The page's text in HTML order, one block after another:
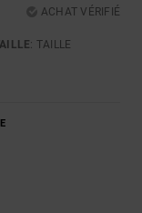
ACHAT VÉRIFIÉ
: TAILLE